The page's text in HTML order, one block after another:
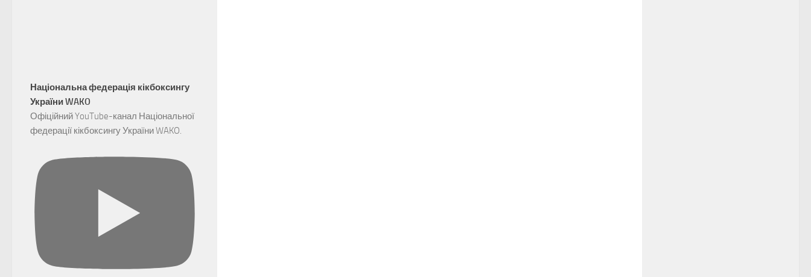
Національна федерація кікбоксингу
України WAKO
Офіційний YouTube-канал Національної
федерації кікбоксингу України WAKO.